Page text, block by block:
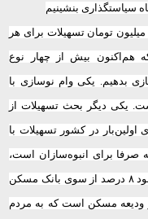
سیاستگذاری بنشینیم
وی تاکید کرد: در طول دولت یازدهم علاوه بر ۵۰ میلیون تومان تسهیلات برای هر
هم‌اکنون بیش از چهار نوع
بدهیم. یکی وام نوسازی با
است. یکی دیگر بحث تسهیلات از
در کشور تسهیلات با
صرفا برای انبوه‌سازان است،
مجوز پرداخت ۱۰۰۰ میلیارد تومان تسهیلات با سود ۸ درصد از سوی بانک مسکن
ودیعه مسکن است که به مردم